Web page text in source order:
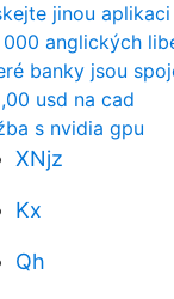
jinou
000 anglických
banky jsou
usd na cad
s nvidia gpu
XNjz
Kx
Qh